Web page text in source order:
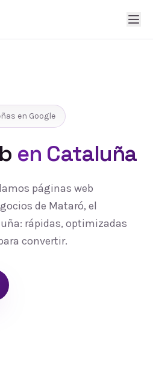
en Google
en Cataluña
páginas web
de Mataró, el
rápidas, optimizadas
convertir.